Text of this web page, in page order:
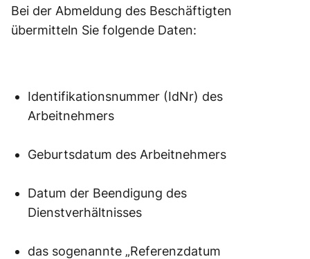
Bei der Abmeldung des Beschäftigten
übermitteln Sie folgende Daten:
Identifikationsnummer (IdNr) des
Arbeitnehmers
Geburtsdatum des Arbeitnehmers
Datum der Beendigung des
Dienstverhältnisses
das sogenannte „Referenzdatum